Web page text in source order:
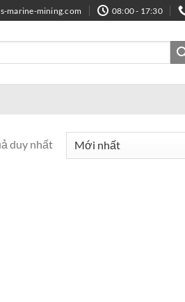
marine-mining.com 08:00 - 17:30
duy nhất